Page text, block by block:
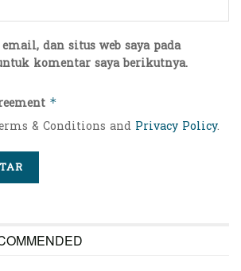
dan situs web saya pada
komentar saya berikutnya.
*
& Conditions and Privacy Policy.